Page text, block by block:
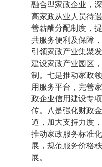
融合型家政企业，
高家政从业人员待
善薪酬分配制度，
共服务便利及保障
引领家政产业集聚
建设家政产业园区
制。七是推动家政
用服务平台，完善
政企业信用建设专
传。八是强化财政
道，加大支持力度
推动家政服务标准
展，规范服务价格
展。